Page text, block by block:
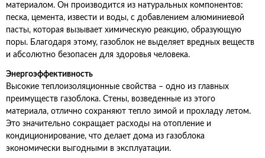
материалом. Он производится из натуральных компонентов:
песка, цемента, извести и воды, с добавлением алюминиевой
пасты, которая вызывает химическую реакцию, образующую
поры. Благодаря этому, газоблок не выделяет вредных веществ
и абсолютно безопасен для здоровья человека.
Энергоэффективность
Высокие теплоизоляционные свойства – одно из главных
преимуществ газоблока. Стены, возведенные из этого
материала, отлично сохраняют тепло зимой и прохладу летом.
Это значительно сокращает расходы на отопление и
кондиционирование, что делает дома из газоблока
экономически выгодными в эксплуатации.